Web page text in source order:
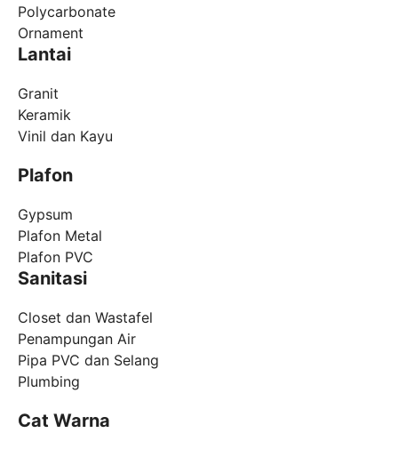
Polycarbonate
Ornament
Lantai
Granit
Keramik
Vinil dan Kayu
Plafon
Gypsum
Plafon Metal
Plafon PVC
Sanitasi
Closet dan Wastafel
Penampungan Air
Pipa PVC dan Selang
Plumbing
Cat Warna